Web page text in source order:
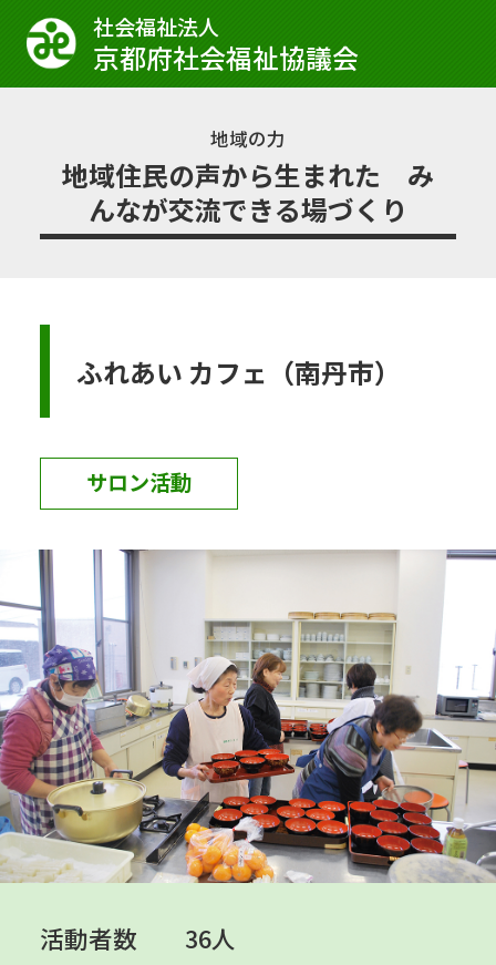
社会福祉法⼈
京都府社会福祉協議会
地域の力
地域住民の声から生まれた み
んなが交流できる場づくり
ふれあい カフェ（南丹市）
サロン活動
活動者数
36人